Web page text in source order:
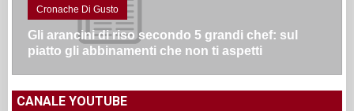
Cronache Di Gusto
Gli arancini di riso secondo 5 grandi chef: sul
piatto gli abbinamenti che non ti aspetti
CANALE YOUTUBE